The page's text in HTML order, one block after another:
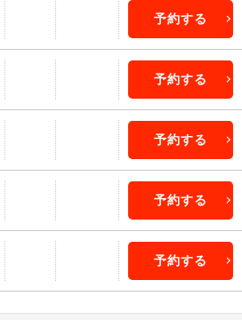
予約する
予約する
予約する
予約する
予約する